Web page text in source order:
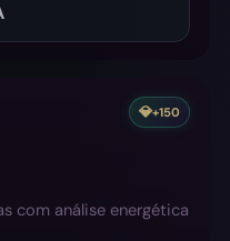
💎+150
com análise energética